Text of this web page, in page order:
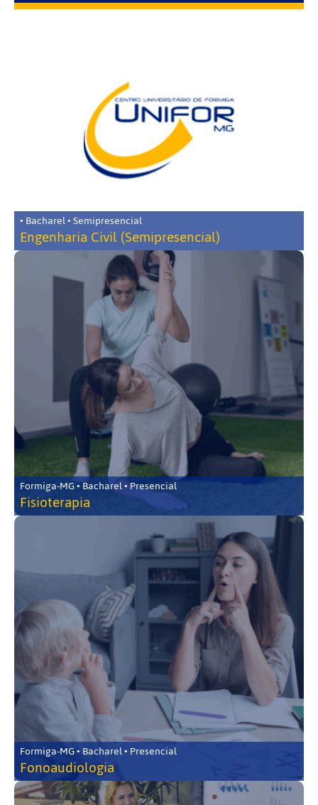
• Bacharel • Semipresencial
Engenharia Civil (Semipresencial)
Formiga-MG • Bacharel • Presencial
Fisioterapia
Formiga-MG • Bacharel • Presencial
Fonoaudiologia